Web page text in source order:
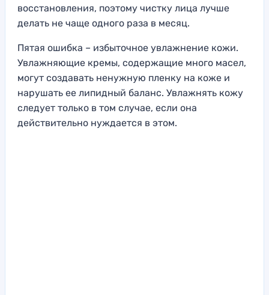
восстановления, поэтому чистку лица лучше
делать не чаще одного раза в месяц.
Пятая ошибка – избыточное увлажнение кожи.
Увлажняющие кремы, содержащие много масел,
могут создавать ненужную пленку на коже и
нарушать ее липидный баланс. Увлажнять кожу
следует только в том случае, если она
действительно нуждается в этом.